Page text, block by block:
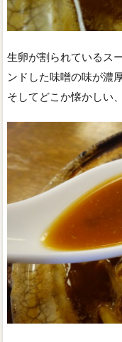
生卵が割られているス
ンドした味噌の味が濃
そしてどこか懐かしい